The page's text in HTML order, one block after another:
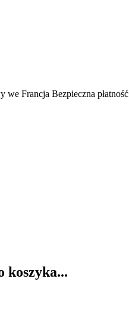
we Francja Bezpieczna płatność
koszyka...